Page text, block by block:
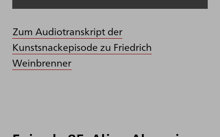
Zum Audiotranskript der
Kunstsnackepisode zu Friedrich
Weinbrenner